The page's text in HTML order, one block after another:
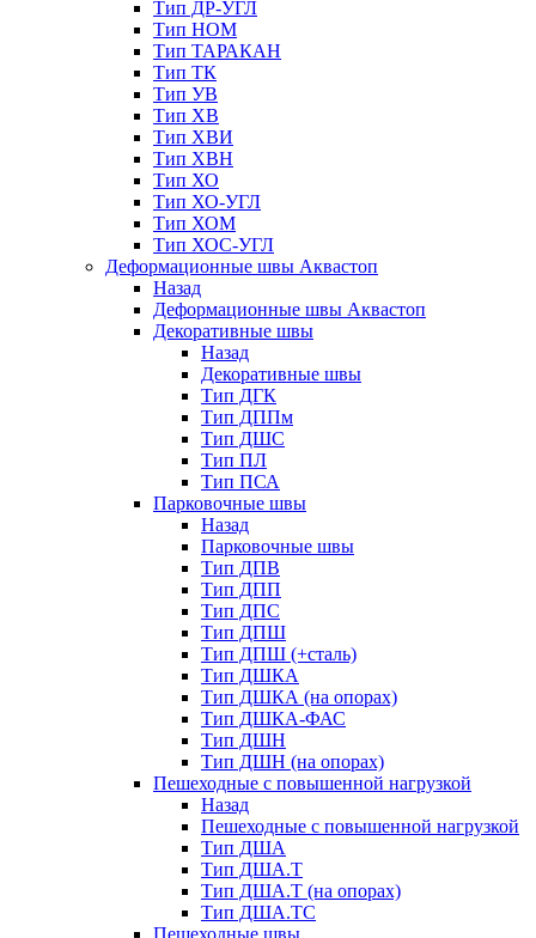
Тип ДР-УГЛ
Тип НОМ
Тип ТАРАКАН
Тип ТК
Тип УВ
Тип ХВ
Тип ХВИ
Тип ХВН
Тип ХО
Тип ХО-УГЛ
Тип ХОМ
Тип ХОС-УГЛ
Деформационные швы Аквастоп
Назад
Деформационные швы Аквастоп
Декоративные швы
Назад
Декоративные швы
Тип ДГК
Тип ДППм
Тип ДШС
Тип ПЛ
Тип ПСА
Парковочные швы
Назад
Парковочные швы
Тип ДПВ
Тип ДПП
Тип ДПС
Тип ДПШ
Тип ДПШ (+сталь)
Тип ДШКА
Тип ДШКА (на опорах)
Тип ДШКА-ФАС
Тип ДШН
Тип ДШН (на опорах)
Пешеходные с повышенной нагрузкой
Назад
Пешеходные с повышенной нагрузкой
Тип ДША
Тип ДША.Т
Тип ДША.Т (на опорах)
Тип ДША.ТС
Пешеходные швы